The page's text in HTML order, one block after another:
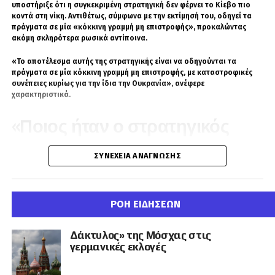
προκάλεσε σάλο και οι αρχές κινήθηκαν χωρίς
καθυστερήσεις. Διαπιστώθηκε ότι δεν είχε
έγκυρη άδεια παραμονής και οδηγήθηκε
υποστήριξε ότι η συγκεκριμένη στρατηγική δεν φέρνει το Κίεβο πιο
κοντά στη νίκη. Αντιθέτως, σύμφωνα με την εκτίμησή του, οδηγεί τα
πράγματα σε μία «κόκκινη γραμμή μη επιστροφής», προκαλώντας
ακόμη σκληρότερα ρωσικά αντίποινα.
«Το αποτέλεσμα αυτής της στρατηγικής είναι να οδηγούνται τα
πράγματα σε μία κόκκινη γραμμή μη επιστροφής, με καταστροφικές
συνέπειες κυρίως για την ίδια την Ουκρανία», ανέφερε
χαρακτηριστικά.
στόχος μιας παραλίας;»
Έθεσε, μάλιστα, ευθέως το ερώτημα ποια στρατιωτική σκοπιμότητα
μπορεί να εξυπηρετεί ένα πλήγμα σε χώρο όπου βρίσκονται άμαχοι
και λουόμενοι.
«Τι στρατηγικό στόχο μπορεί να έχει μία παραλία στην οποία
ΣΥΝΈΧΕΙΑ ΑΝΆΓΝΩΣΗΣ
ΡΟΗ ΕΙΔΗΣΕΩΝ
Δάκτυλος» της Μόσχας στις
γερμανικές εκλογές